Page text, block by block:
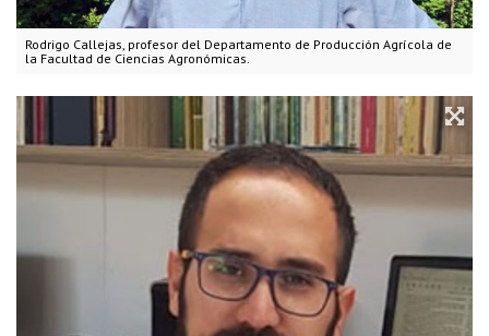
Rodrigo Callejas, profesor del Departamento de Producción Agrícola de
la Facultad de Ciencias Agronómicas.